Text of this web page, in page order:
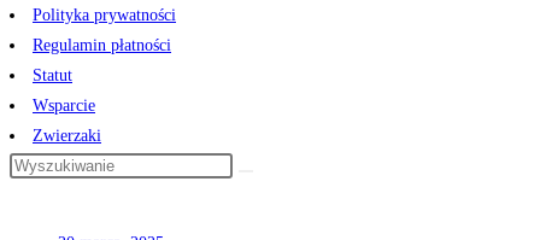
Polityka prywatności
Regulamin płatności
Statut
Wsparcie
Zwierzaki